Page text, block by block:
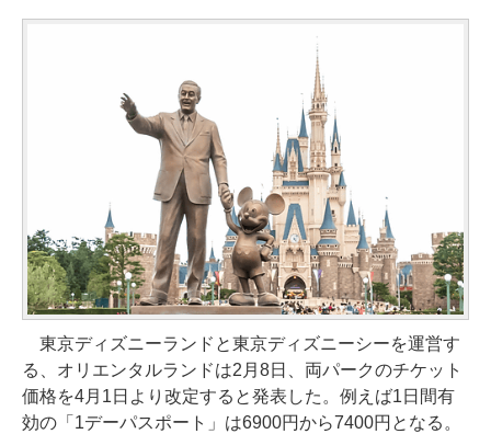
東京ディズニーランドと東京ディズニーシーを運営す
る、オリエンタルランドは2月8日、両パークのチケット
価格を4月1日より改定すると発表した。例えば1日間有
効の「1デーパスポート」は6900円から7400円となる。